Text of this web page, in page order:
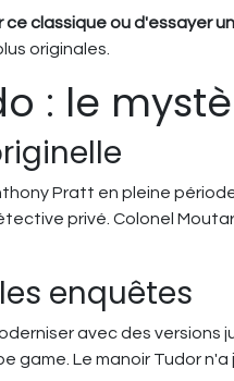
ce classique ou d'essayer
originales.
: le
Pratt en pleine
privé. Colonel
enquêtes
avec des
game. Le manoir Tudor n'a